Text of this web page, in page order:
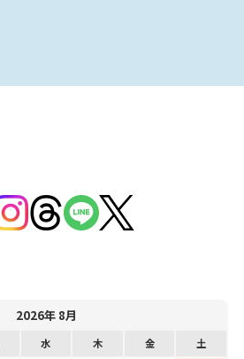
2026年 8月
水 木 金
土